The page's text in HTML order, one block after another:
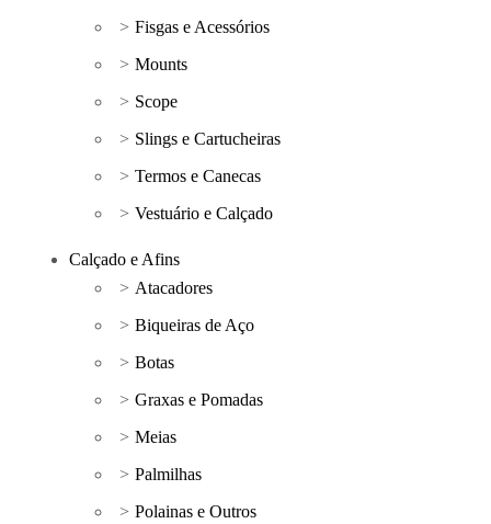
Fisgas e Acessórios
Mounts
Scope
Slings e Cartucheiras
Termos e Canecas
Vestuário e Calçado
Calçado e Afins
Atacadores
Biqueiras de Aço
Botas
Graxas e Pomadas
Meias
Palmilhas
Polainas e Outros